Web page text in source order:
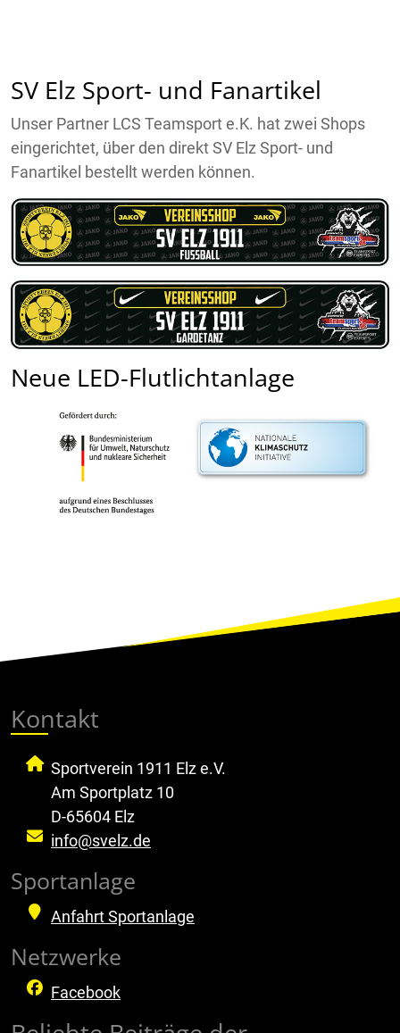
SV Elz Sport- und Fanartikel
Unser Partner LCS Teamsport e.K. hat zwei Shops
eingerichtet, über den direkt SV Elz Sport- und
Fanartikel bestellt werden können.
Neue LED-Flutlichtanlage
Kontakt
Sportverein 1911 Elz e.V.
Am Sportplatz 10
D-65604 Elz
info@svelz.de
Sportanlage
Anfahrt Sportanlage
Netzwerke
Facebook